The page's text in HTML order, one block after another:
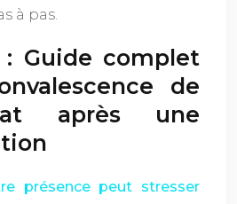
à pas.
: Guide complet
de
après une
présence peut stresser